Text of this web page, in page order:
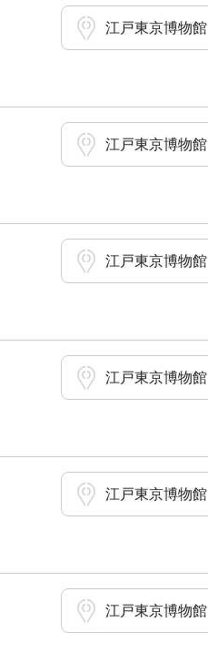
江戸東京博物館
江戸東京博物館
江戸東京博物館
江戸東京博物館
江戸東京博物館
江戸東京博物館